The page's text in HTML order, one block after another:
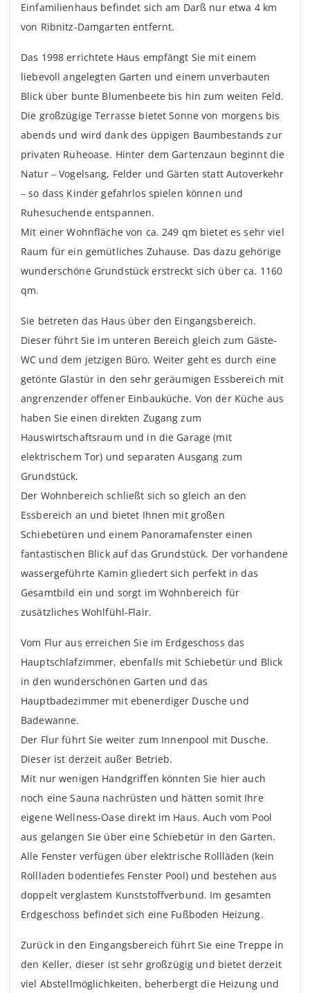
Einfamilienhaus befindet sich am Darß nur etwa 4 km
von Ribnitz-Damgarten entfernt.
Das 1998 errichtete Haus empfängt Sie mit einem
liebevoll angelegten Garten und einem unverbauten
Blick über bunte Blumenbeete bis hin zum weiten Feld.
Die großzügige Terrasse bietet Sonne von morgens bis
abends und wird dank des üppigen Baumbestands zur
privaten Ruheoase. Hinter dem Gartenzaun beginnt die
Natur – Vogelsang, Felder und Gärten statt Autoverkehr
– so dass Kinder gefahrlos spielen können und
Ruhesuchende entspannen.
Mit einer Wohnfläche von ca. 249 qm bietet es sehr viel
Raum für ein gemütliches Zuhause. Das dazu gehörige
wunderschöne Grundstück erstreckt sich über ca. 1160
qm.
Sie betreten das Haus über den Eingangsbereich.
Dieser führt Sie im unteren Bereich gleich zum Gäste-
WC und dem jetzigen Büro. Weiter geht es durch eine
getönte Glastür in den sehr geräumigen Essbereich mit
angrenzender offener Einbauküche. Von der Küche aus
haben Sie einen direkten Zugang zum
Hauswirtschaftsraum und in die Garage (mit
elektrischem Tor) und separaten Ausgang zum
Grundstück.
Der Wohnbereich schließt sich so gleich an den
Essbereich an und bietet Ihnen mit großen
Schiebetüren und einem Panoramafenster einen
fantastischen Blick auf das Grundstück. Der vorhandene
wassergeführte Kamin gliedert sich perfekt in das
Gesamtbild ein und sorgt im Wohnbereich für
zusätzliches Wohlfühl-Flair.
Vom Flur aus erreichen Sie im Erdgeschoss das
Hauptschlafzimmer, ebenfalls mit Schiebetür und Blick
in den wunderschönen Garten und das
Hauptbadezimmer mit ebenerdiger Dusche und
Badewanne.
Der Flur führt Sie weiter zum Innenpool mit Dusche.
Dieser ist derzeit außer Betrieb.
Mit nur wenigen Handgriffen könnten Sie hier auch
noch eine Sauna nachrüsten und hätten somit Ihre
eigene Wellness-Oase direkt im Haus. Auch vom Pool
aus gelangen Sie über eine Schiebetür in den Garten.
Alle Fenster verfügen über elektrische Rollläden (kein
Rollladen bodentiefes Fenster Pool) und bestehen aus
doppelt verglastem Kunststoffverbund. Im gesamten
Erdgeschoss befindet sich eine Fußboden Heizung.
Zurück in den Eingangsbereich führt Sie eine Treppe in
den Keller, dieser ist sehr großzügig und bietet derzeit
viel Abstellmöglichkeiten, beherbergt die Heizung und